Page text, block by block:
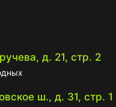
д. 21, стр. 2
ш., д. 31, стр. 1